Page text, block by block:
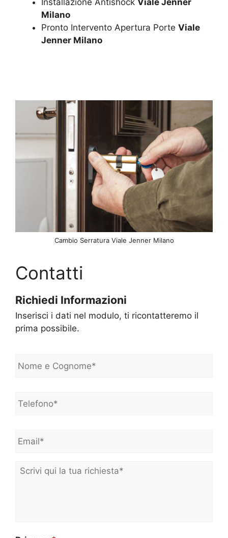
Milano
Pronto Intervento Apertura Porte Viale
Jenner Milano
Cambio Serratura Viale Jenner Milano
Contatti
Richiedi Informazioni
Inserisci i dati nel modulo, ti ricontatteremo il
prima possibile.
o
e
C
n
m
Scrivi
qui